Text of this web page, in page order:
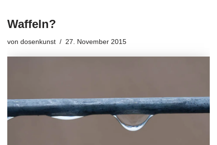
Waffeln?
von dosenkunst 27. November 2015